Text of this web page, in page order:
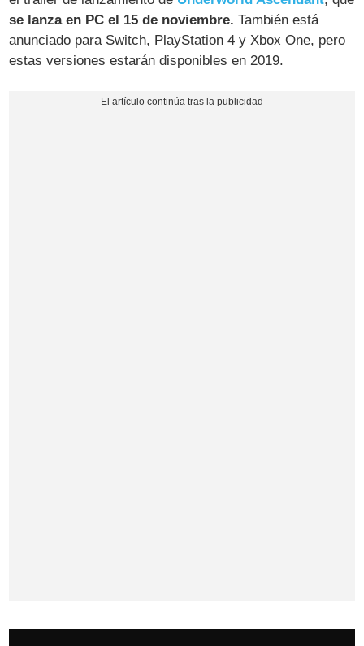
se lanza en PC el 15 de noviembre. También está
anunciado para Switch, PlayStation 4 y Xbox One, pero
estas versiones estarán disponibles en 2019.